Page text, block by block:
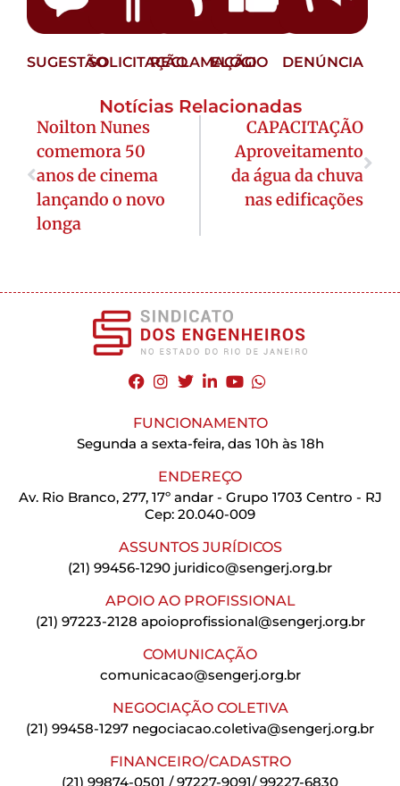
SUGESTÃOSOLICITAÇÃORECLAMAÇÃO
ELOGIO DENÚNCIA
Notícias Relacionadas
Noilton Nunes
comemora 50
anos de cinema
lançando o novo
longa
CAPACITAÇÃO
Aproveitamento
da água da chuva
nas edificações
FUNCIONAMENTO
Segunda a sexta-feira, das 10h às 18h
ENDEREÇO
Av. Rio Branco, 277, 17º andar - Grupo 1703 Centro - RJ
Cep: 20.040-009
ASSUNTOS JURÍDICOS
(21) 99456-1290 juridico@sengerj.org.br
APOIO AO PROFISSIONAL
(21) 97223-2128 apoioprofissional@sengerj.org.br
COMUNICAÇÃO
comunicacao@sengerj.org.br
NEGOCIAÇÃO COLETIVA
(21) 99458-1297 negociacao.coletiva@sengerj.org.br
FINANCEIRO/CADASTRO
(21) 99874-0501 / 97227-9091/ 99227-6830